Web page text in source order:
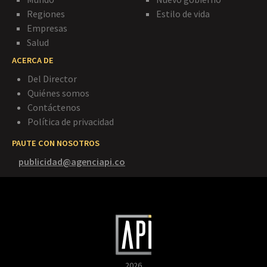
Regiones
Empresas
Salud
Estilo de vida
ACERCA DE
Del Director
Quiénes somos
Contáctenos
Política de privacidad
PAUTE CON NOSOTROS
publicidad@agenciapi.co